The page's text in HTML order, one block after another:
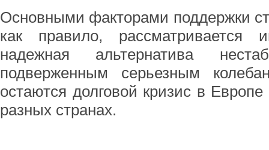
Основными факторами поддержки
как правило, рассматривается
надежная альтернатива
подверженным серьезным
остаются долговой кризис в
разных странах.